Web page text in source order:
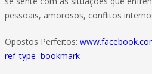
pessoais, amorosos, conflitos
Opostos Perfeitos:
ref_type=bookmark